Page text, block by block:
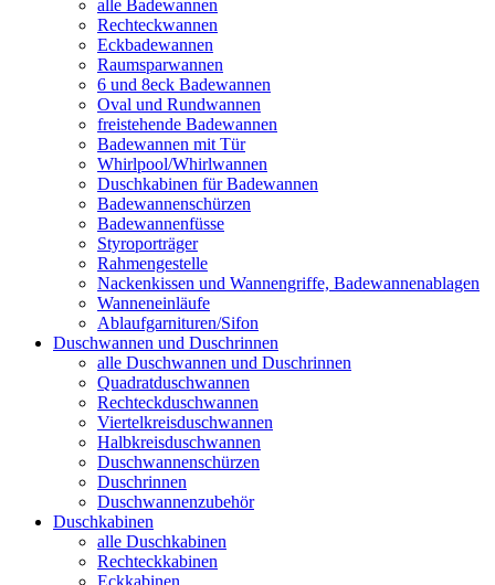
alle Badewannen
Rechteckwannen
Eckbadewannen
Raumsparwannen
6 und 8eck Badewannen
Oval und Rundwannen
freistehende Badewannen
Badewannen mit Tür
Whirlpool/Whirlwannen
Duschkabinen für Badewannen
Badewannenschürzen
Badewannenfüsse
Styroporträger
Rahmengestelle
Nackenkissen und Wannengriffe, Badewannenablagen
Wanneneinläufe
Ablaufgarnituren/Sifon
Duschwannen und Duschrinnen
alle Duschwannen und Duschrinnen
Quadratduschwannen
Rechteckduschwannen
Viertelkreisduschwannen
Halbkreisduschwannen
Duschwannenschürzen
Duschrinnen
Duschwannenzubehör
Duschkabinen
alle Duschkabinen
Rechteckkabinen
Eckkabinen